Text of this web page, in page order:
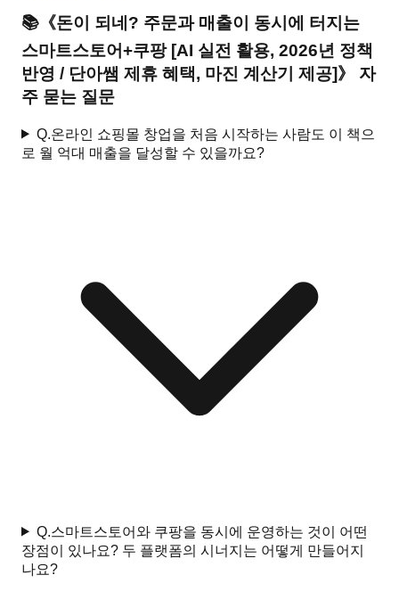
📚 《돈이 되네? 주문과 매출이 동시에 터지는
스마트스토어+쿠팡 [AI 실전 활용, 2026년 정책
반영 / 단아쌤 제휴 혜택, 마진 계산기 제공]》 자
주 묻는 질문
Q.온라인 쇼핑몰 창업을 처음 시작하는 사람도 이 책으
로 월 억대 매출을 달성할 수 있을까요?
Q.스마트스토어와 쿠팡을 동시에 운영하는 것이 어떤
장점이 있나요? 두 플랫폼의 시너지는 어떻게 만들어지
나요?